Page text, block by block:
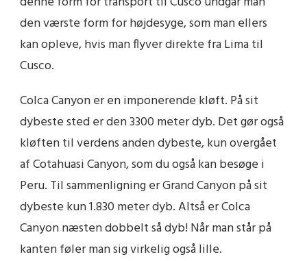
den værste form for højdesyge, som man ellers
kan opleve, hvis man flyver direkte fra Lima til
Cusco.
Colca Canyon er en imponerende kløft. På sit
dybeste sted er den 3300 meter dyb. Det gør også
kløften til verdens anden dybeste, kun overgået
af Cotahuasi Canyon, som du også kan besøge i
Peru. Til sammenligning er Grand Canyon på sit
dybeste kun 1.830 meter dyb. Altså er Colca
Canyon næsten dobbelt så dyb! Når man står på
kanten føler man sig virkelig også lille.